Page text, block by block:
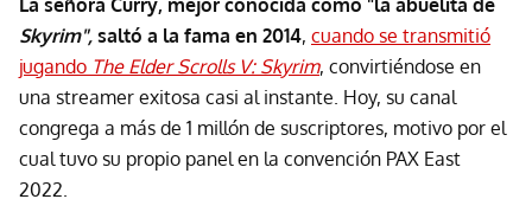
Skyrim", saltó a la fama en 2014, cuando se transmitió
jugando The Elder Scrolls V: Skyrim, convirtiéndose en
una streamer exitosa casi al instante. Hoy, su canal
congrega a más de 1 millón de suscriptores, motivo por el
cual tuvo su propio panel en la convención PAX East
2022.